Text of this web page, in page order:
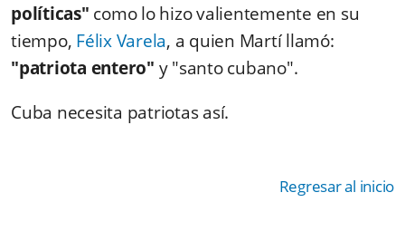
políticas" como lo hizo valientemente en su
tiempo, Félix Varela, a quien Martí llamó:
"patriota entero" y "santo cubano".
Cuba necesita patriotas así.
Regresar al inicio